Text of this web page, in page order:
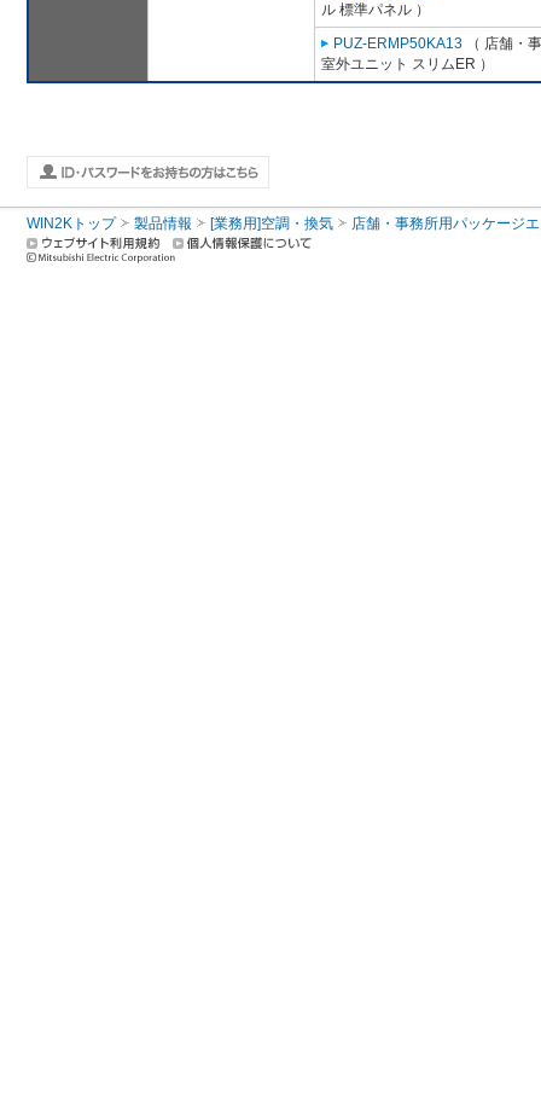
ル 標準パネル ）
PUZ-ERMP50KA13 （ 店舗・
室外ユニット スリムER ）
WIN2Kトップ 製品情報 [業務用]空調・換気 店舗・事務所用パッケージ